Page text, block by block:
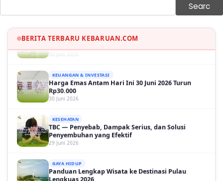
Searc
BERITA TERBARU KEBARUAN.COM
30 Juni 2026
KEUANGAN & INVESTASI
Rp30.000
30 Juni 2026
KESEHATAN
Penyembuhan yang Efektif
29 Juni 2026
GAYA HIDUP
Lengkuas 2026
29 Juni 2026